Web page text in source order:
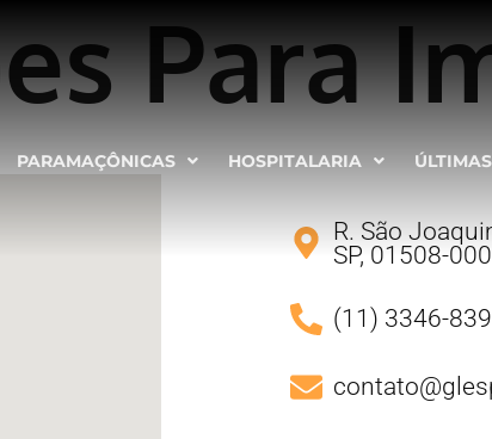
PARAMAÇÔNICAS HOSPITALARIA
Para
R. São
SP, 01508-000
(11) 3346-